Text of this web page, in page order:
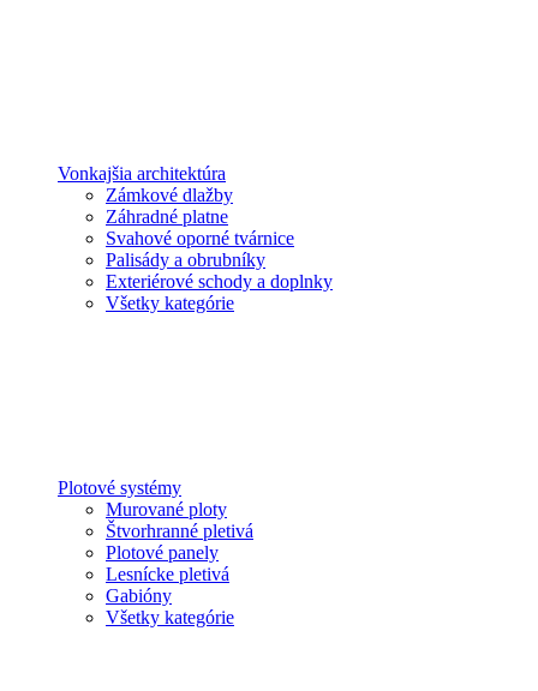
Vonkajšia architektúra
Zámkové dlažby
Záhradné platne
Svahové oporné tvárnice
Palisády a obrubníky
Exteriérové schody a doplnky
Všetky kategórie
Plotové systémy
Murované ploty
Štvorhranné pletivá
Plotové panely
Lesnícke pletivá
Gabióny
Všetky kategórie